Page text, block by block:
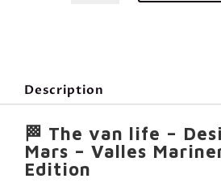
Marineris
van
life
-
Description
🏁 The van life –
Mars – Valles
Edition